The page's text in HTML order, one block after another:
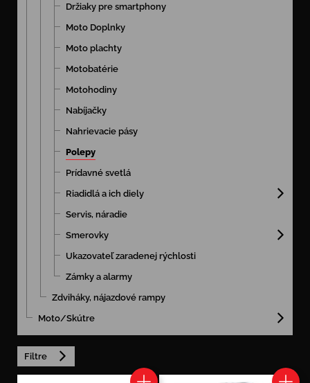
Držiaky pre smartphony
Moto Doplnky
Moto plachty
Motobatérie
Motohodiny
Nabíjačky
Nahrievacie pásy
Polepy
Prídavné svetlá
Riadidlá a ich diely
Servis, náradie
Smerovky
Ukazovateľ zaradenej rýchlosti
Zámky a alarmy
Zdviháky, nájazdové rampy
Moto/Skútre
Filtre